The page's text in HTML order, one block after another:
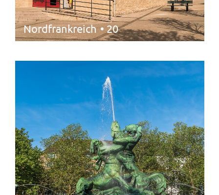
Nordfrankreich • 20